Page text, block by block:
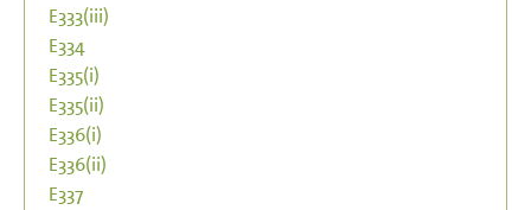
E333(iii)
E334
E335(i)
E335(ii)
E336(i)
E336(ii)
E337